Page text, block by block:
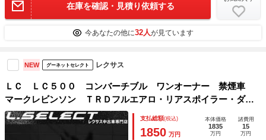
在庫を確認・見積り依頼する
今あなたの他に32人が見ています
NEW グーネットセレクト レクサス
ＬＣ ＬＣ５００ コンバーチブル ワンオーナー 禁煙車
マークレビンソン ＴＲＤフルエアロ・リアスポイラー・ダイ
ナミクスミラーカバー オレンジキャリパー 寒冷地仕様 Ｌ
ＳＤ ２１インチＡＷ カラーＨＵＤ パノラマビュー 茶革
支払総額(税込)
1850 万円
本体価格
1835
万円
諸費用
15
万円